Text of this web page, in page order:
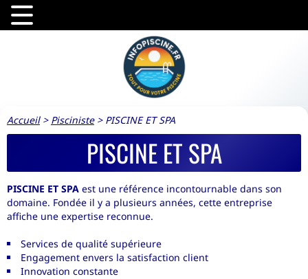
Accueil> Pisciniste> PISCINE ET SPA
PISCINE ET SPA
PISCINE ET SPA est une référence incontournable dans son
domaine. Fondée il y a plusieurs années, cette entreprise
affiche une expertise reconnue.
Services de qualité supérieure
Engagement envers la satisfaction client
Innovation constante